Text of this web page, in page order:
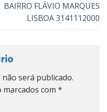
BAIRRO FLÁVIO MARQUES
LISBOA 3141112000
será publicado.
com *